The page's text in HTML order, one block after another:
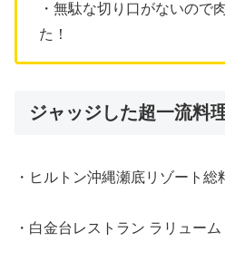
・無駄な切り口がないので
た！
ジャッジした超一流料
・ヒルトン沖縄瀬底リゾート
・白金台レストラン ラリュー